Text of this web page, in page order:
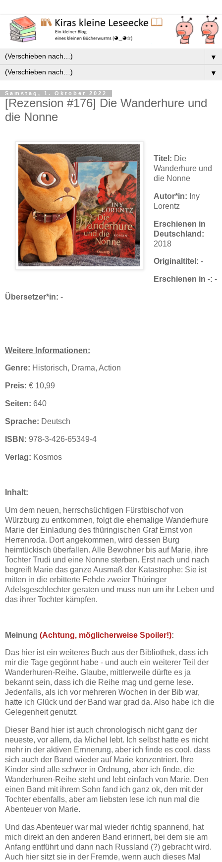
▼
▼
Samstag, 1. Oktober 2022
[Rezension #176] Die Wanderhure und
die Nonne
Titel: Die
Wanderhure und
die Nonne
Autor*in: Iny
Lorentz
Erschienen in
Deutschland:
2018
Originaltitel: -
Erschienen in -: -
Übersetzer*in: -
Weitere Informationen:
Genre: Historisch, Drama, Action
Preis: € 10,99
Seiten: 640
Sprache: Deutsch
ISBN: 978-3-426-65349-4
Verlag: Kosmos
Inhalt:
Um dem neuen, herrschsüchtigen Fürstbischof von
Würzburg zu entkommen, folgt die ehemalige Wanderhure
Marie der Einladung des thüringischen Graf Ernst von
Herrenroda. Dort angekommen, wird dessen Burg
heimtückisch überfallen. Alle Bewohner bis auf Marie, ihre
Tochter Trudi und eine Nonne sterben. Erst nach und nach
begreift Marie das ganze Ausmaß der Katastrophe: Sie ist
mitten in die erbitterte Fehde zweier Thüringer
Adelsgeschlechter geraten und muss nun um ihr Leben und
das ihrer Tochter kämpfen.
Meinung (Achtung, möglicherweise Spoiler!):
Das hier ist ein weiteres Buch aus der Bibliothek, dass ich
mir die Tage gegönnt habe - und auch ein weiterer Teil der
Wanderhuren-Reihe. Glaube, mittlerweile dürfte es ja
bekannt sein, dass ich die Reihe mag und gerne lese.
Jedenfalls, als ich vor mehreren Wochen in der Bib war,
hatte ich Glück und der Band war grad da. Also habe ich die
Gelegenheit genutzt.
Dieser Band hier ist auch chronologisch nicht ganz der
neueste, vor allem, da Michel lebt. Ich selbst hatte es nicht
mehr in der aktiven Ernnerung, aber ich finde es cool, dass
sich auch der Band wieder auf Marie konzentriert. Ihre
Kinder sind alle schwer in Ordnung, aber ich finde, die
Wanderhuren-Reihe steht und lebt einfach von Marie. Den
einen Band mit ihrem Sohn fand ich ganz ok, den mit der
Tochter ebenfalls, aber am liebsten lese ich nun mal die
Abenteuer von Marie.
Und das Abenteuer war mal wieder richtig spannend, hat
mich direkt an den anderen Band erinnert, bei dem sie am
Anfang entführt und dann nach Russland (?) gebracht wird.
Auch hier sitzt sie in der Fremde, wenn auch dieses Mal